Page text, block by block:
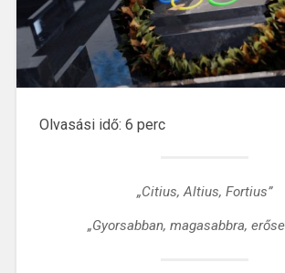
Olvasási idő: 6 perc
„Citius, Altius, Fortius”
„Gyorsabban, magasabbra,